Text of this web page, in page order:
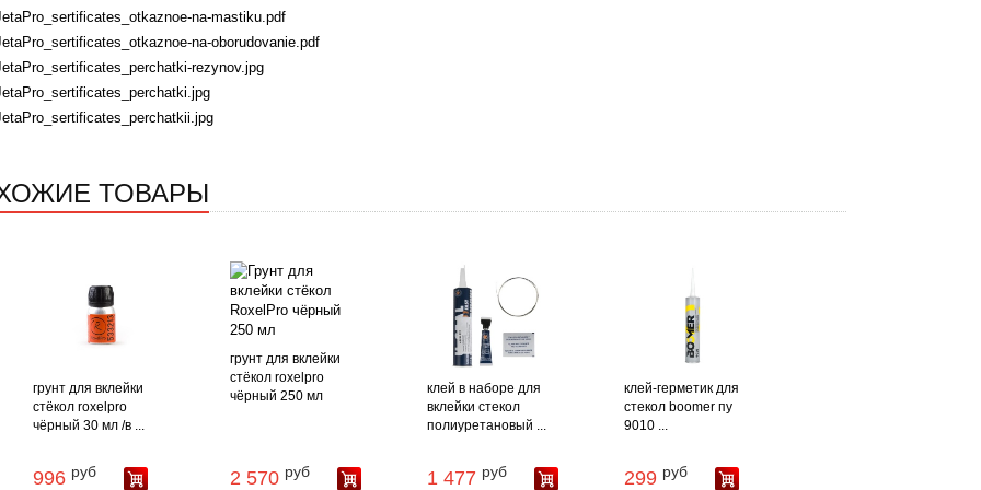
na-mastiku.pdf
na-oborudovanie.pdf
rezynov.jpg
ТОВАРЫ
грунт для вклейки
стёкол roxelpro
чёрный 30 мл /в ...
996 руб
грунт для вклейки
стёкол roxelpro
чёрный 250 мл
2 570 руб
клей в наборе для
вклейки стекол
полиуретановый ...
1 477 руб
клей-герметик для
стекол boomer пу
9010 ...
299 руб